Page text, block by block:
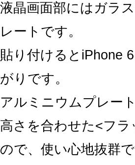
液晶画面部にはガラ
レートです。
貼り付けるとiPhone
がりです。
アルミニウムプレー
高さを合わせた<フ
ので、使い心地抜群で